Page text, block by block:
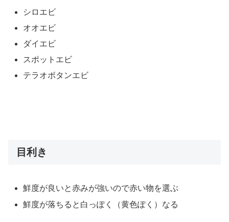
シロエビ
オオエビ
ダイエビ
スポットエビ
テラオボタンエビ
目利き
鮮度が良いと赤みが強いので赤い物を選ぶ
鮮度が落ちると白っぽく（黄色ぽく）なる